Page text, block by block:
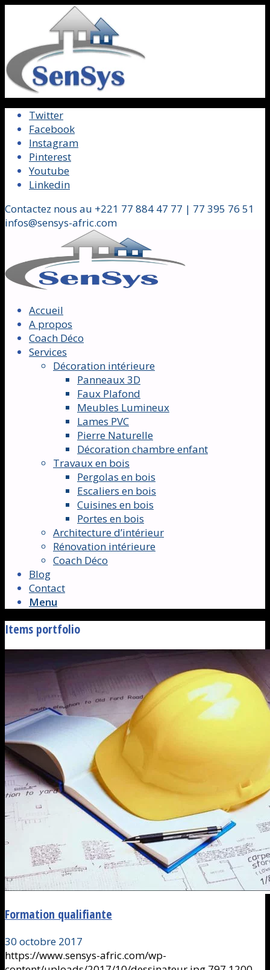
Twitter
Facebook
Instagram
Pinterest
Youtube
Linkedin
Contactez nous au +221 77 884 47 77 | 77 395 76 51
infos@sensys-afric.com
Accueil
A propos
Coach Déco
Services
Décoration intérieure
Panneaux 3D
Faux Plafond
Meubles Lumineux
Lames PVC
Pierre Naturelle
Décoration chambre enfant
Travaux en bois
Pergolas en bois
Escaliers en bois
Cuisines en bois
Portes en bois
Architecture d’intérieur
Rénovation intérieure
Coach Déco
Blog
Contact
Menu
Items portfolio
Formation qualifiante
30 octobre 2017
https://www.sensys-afric.com/wp-